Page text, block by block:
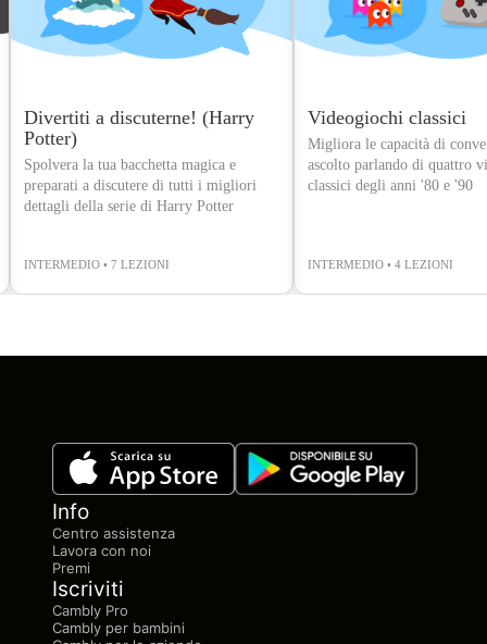
Divertiti a discuterne! (Harry
Potter)
Spolvera la tua bacchetta magica e
preparati a discutere di tutti i migliori
dettagli della serie di Harry Potter
INTERMEDIO • 7 LEZIONI
Videogiochi classici
Migliora le capacità di
ascolto parlando di quattro
classici degli anni '80 e '90
INTERMEDIO • 4 LEZIONI
Info
Centro assistenza
Lavora con noi
Premi
Iscriviti
Cambly Pro
Cambly per bambini